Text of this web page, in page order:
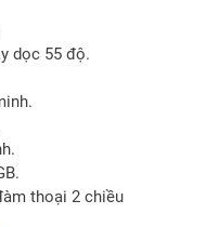
dọc 55 độ.
thoại 2 chiều